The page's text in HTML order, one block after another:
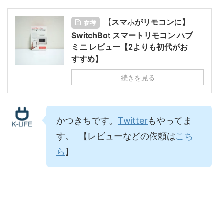
参考
【スマホがリモコンに】
SwitchBot スマートリモコン ハブ
ミニ レビュー【2よりも初代がお
すすめ】
続きを見る
かつきちです。 Twitterもやってま
す。 【レビューなどの依頼はこち
ら 】